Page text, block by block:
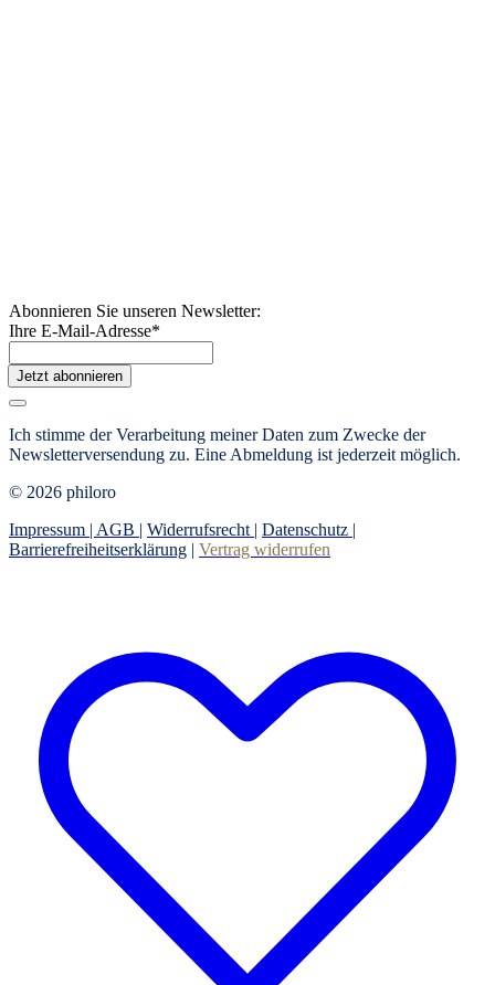
Abonnieren Sie unseren Newsletter:
Ihre E-Mail-Adresse*
Jetzt abonnieren
Ich stimme der Verarbeitung meiner Daten zum Zwecke der
Newsletterversendung zu. Eine Abmeldung ist jederzeit möglich.
© 2026 philoro
Impressum | AGB | Widerrufsrecht | Datenschutz |
Barrierefreiheitserklärung | Vertrag widerrufen